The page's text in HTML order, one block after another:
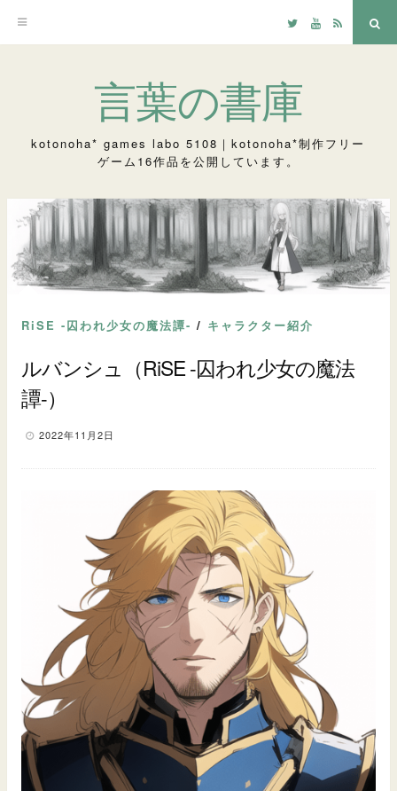
ツ
へ
ス
キ
TwitterYouTube
RSS
言葉の書庫
kotonoha* games labo 5108｜kotonoha*制作フリー
ゲーム16作品を公開しています。
RiSE -囚われ少女の魔法譚- / キャラクター紹介
ルバンシュ（RiSE -囚われ少女の魔法
譚-）
2022年11月2日